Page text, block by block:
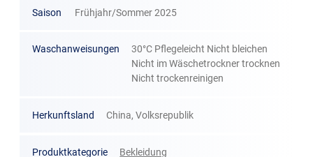
Saison Frühjahr/Sommer 2025
Waschanweisungen
30°C Pflegeleicht Nicht bleichen
Nicht im Wäschetrockner trocknen
Nicht trockenreinigen
Herkunftsland China, Volksrepublik
Produktkategorie Bekleidung